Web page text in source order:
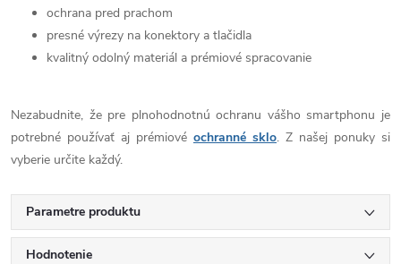
ochrana pred prachom
presné výrezy na konektory a tlačidla
kvalitný odolný materiál a prémiové spracovanie
Nezabudnite, že pre plnohodnotnú ochranu vášho smartphonu je
potrebné používať aj prémiové ochranné sklo. Z našej ponuky si
vyberie určite každý.
Parametre produktu
Hodnotenie